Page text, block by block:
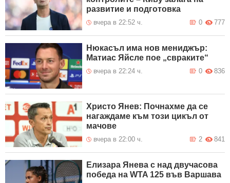
развитие и подготовка
вчера в 22:52 ч. 777
0
Нюкасъл има нов мениджър:
Матиас Яйсле пое „свраките“
вчера в 22:24 ч. 836
0
Христо Янев: Почнахме да се
нагаждаме към този цикъл от
мачове
вчера в 22:00 ч. 841
2
Елизара Янева с над двучасова
победа на WTA 125 във Варшава